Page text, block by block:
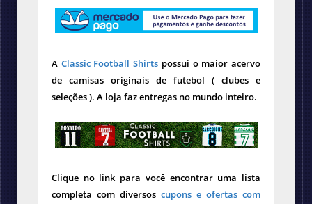
A Classic Football Shirts possui o maior acervo
de camisas originais de futebol ( clubes e
seleções ). A loja faz entregas no mundo inteiro.
Clique no link para você encontrar uma lista
completa com diversos cupons e ofertas com